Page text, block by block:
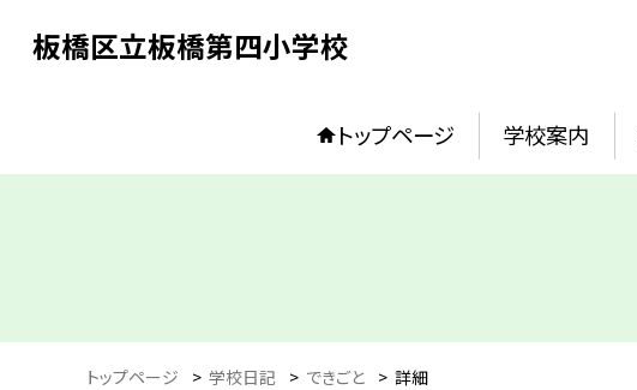
板橋区立板橋第四小学校
トップページ 学校案内
トップページ > 学校日記 > できごと > 詳細